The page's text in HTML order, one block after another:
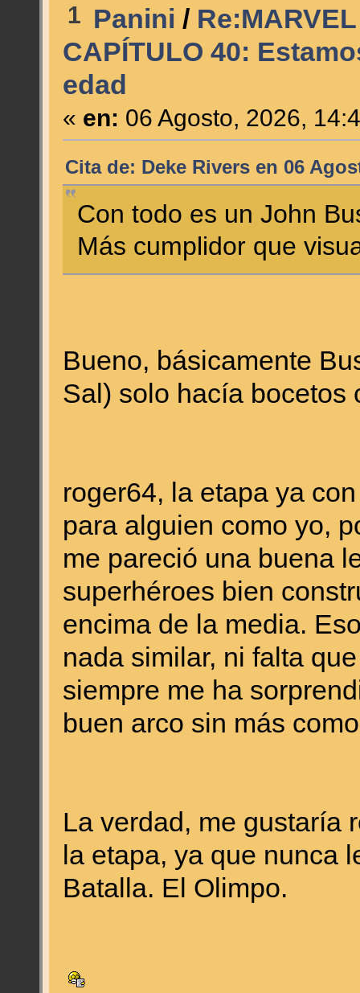
1 Panini /
CAPÍTULO 40:
edad
« en: 06 Agosto, 2026,
Cita de: Deke Rivers en 06
Con todo es un John
Más cumplidor que
Bueno, básicamente
Sal) solo hacía bocetos
roger64, la etapa ya
para alguien como yo,
me pareció una buena
superhéroes bien
encima de la media.
nada similar, ni falta
siempre me ha
buen arco sin más
La verdad, me gustaría
la etapa, ya que nunca
Batalla. El Olimpo.